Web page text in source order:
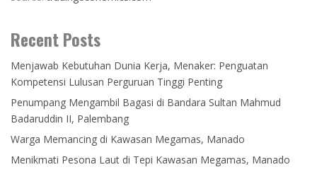
Recent Posts
Menjawab Kebutuhan Dunia Kerja, Menaker: Penguatan
Kompetensi Lulusan Perguruan Tinggi Penting
Penumpang Mengambil Bagasi di Bandara Sultan Mahmud
Badaruddin II, Palembang
Warga Memancing di Kawasan Megamas, Manado
Menikmati Pesona Laut di Tepi Kawasan Megamas, Manado